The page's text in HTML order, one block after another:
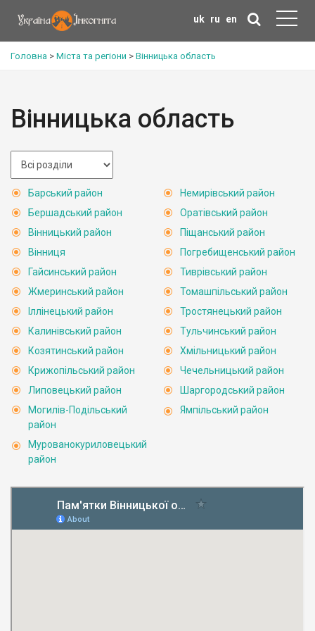
uk ru en
Головна > Міста та регіони > Вінницька область
Вінницька область
Барський район
Бершадський район
Вінницький район
Вінниця
Гайсинський район
Жмеринський район
Іллінецький район
Калинівський район
Козятинський район
Крижопільський район
Липовецький район
Могилів-Подільський
район
Мурованокуриловецький
район
Немирівський район
Оратівський район
Піщанський район
Погребищенський район
Тиврівський район
Томашпільський район
Тростянецький район
Тульчинський район
Хмільницький район
Чечельницький район
Шаргородський район
Ямпільський район